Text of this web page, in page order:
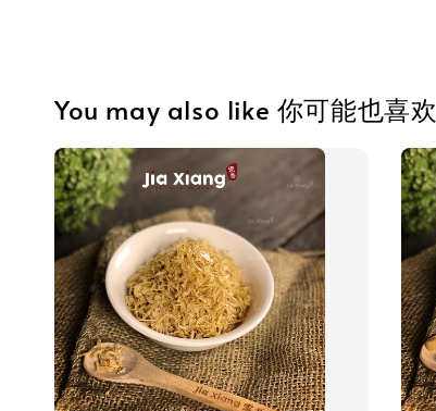
You may also like 你可能也喜欢